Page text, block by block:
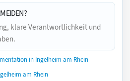
klare Verantwortlichkeit und
in Ingelheim am Rhein
am Rhein